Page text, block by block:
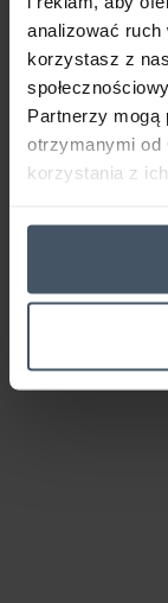
analizować
korzystasz z
Partnerzy mogą
otrzymanymi od
korzystania z ich